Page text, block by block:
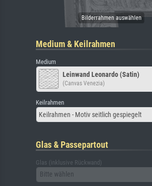
Medium & Keilrahmen
Medium
Leinwand Leonardo (Satin)
(Canvas Venezia)
Keilrahmen
Keilrahmen - Motiv seitlich gespiegelt
Glas & Passepartout
Glas (inklusive Rückwand)
Bitte wählen